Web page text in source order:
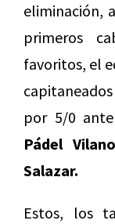
eliminación,
primeros
favoritos, el
por 5/0
Pádel
Salazar.
Estos, los